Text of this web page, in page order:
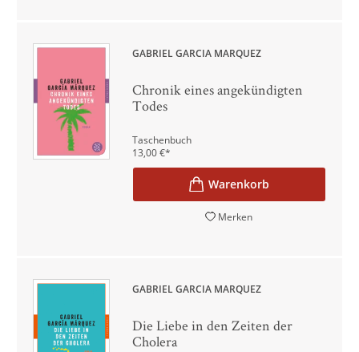
GABRIEL GARCÍA MÁRQUEZ
Chronik eines angekündigten
Todes
Taschenbuch
13,00€*
Merken
GABRIEL GARCÍA MÁRQUEZ
Die Liebe in den Zeiten der
Cholera